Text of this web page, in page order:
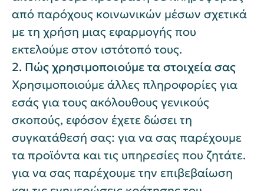
από παρόχους κοινωνικών μέσων σχετικά
με τη χρήση μιας εφαρμογής που
εκτελούμε στον ιστότοπό τους.
2. Πώς χρησιμοποιούμε τα στοιχεία σας
Χρησιμοποιούμε άλλες πληροφορίες για
εσάς για τους ακόλουθους γενικούς
σκοπούς, εφόσον έχετε δώσει τη
συγκατάθεσή σας: για να σας παρέχουμε
τα προϊόντα και τις υπηρεσίες που ζητάτε.
για να σας παρέχουμε την επιβεβαίωση